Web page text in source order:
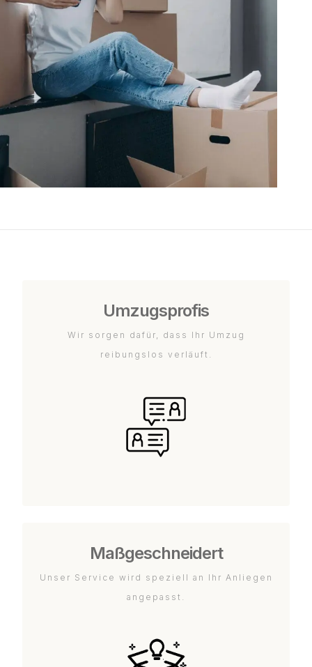
Umzugsprofis
Wir sorgen dafür, dass Ihr Umzug
reibungslos verläuft.
Maßgeschneidert
Unser Service wird speziell an Ihr Anliegen
angepasst.